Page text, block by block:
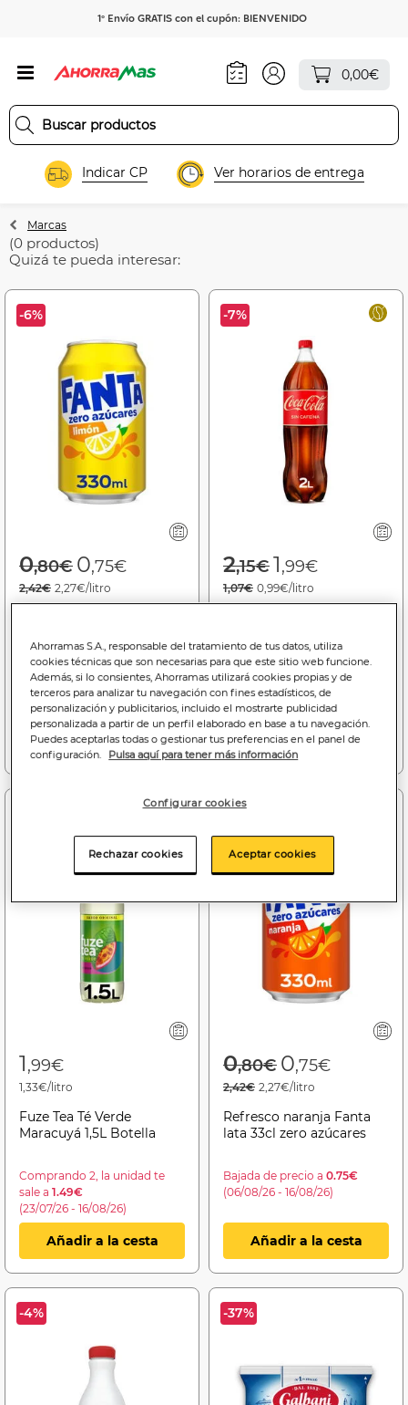
1º Envío GRATIS con el cupón: BIENVENIDO
0,00€
Indicar CP Ver horarios de entrega
Marcas
(0 productos)
Quizá te pueda interesar:
-6%
Price reduced from
0,80€to
0,75€
2,42€ 2,27€/litro
Bajada de precio a0.75€
(06/08/26 - 16/08/26)
Añadir a la cesta
-7%
Price reduced
2,15€to
1,99€
1,07€ 0,99€/litro
Bajada de precio a1.99€
(28/05/26 - 31/08/26)
Añadir a la cesta
1,99€
1,33€/litro
Fuze Tea Té Verde
Maracuyá 1,5L Botella
Comprando 2, la unidad te
sale a 1.49€
(23/07/26 - 16/08/26)
Añadir a la cesta
-6%
Price reduced
0,80€to
0,75€
2,42€ 2,27€/litro
Refresco naranja Fanta
lata 33cl zero azúcares
Bajada de precio a 0.75€
(06/08/26 - 16/08/26)
Añadir a la cesta
-4% -37%
Ahorramas S.A., responsable del tratamiento de tus datos, utiliza
cookies técnicas que son necesarias para que este sitio web funcione.
Además, si lo consientes, Ahorramas utilizará cookies propias y de
terceros para analizar tu navegación con fines estadísticos, de
personalización y publicitarios, incluido el mostrarte publicidad
personalizada a partir de un perfil elaborado en base a tu navegación.
Puedes aceptarlas todas o gestionar tus preferencias en el panel de
configuración.
Pulsa aquí para tener más información
Configurar cookies
Rechazar cookies Aceptar cookies